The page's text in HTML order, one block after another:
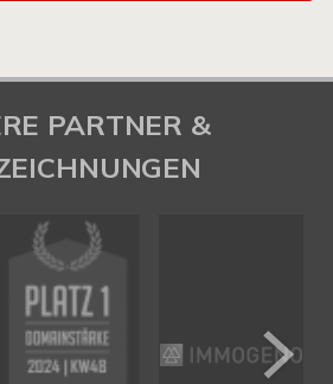
PARTNER &